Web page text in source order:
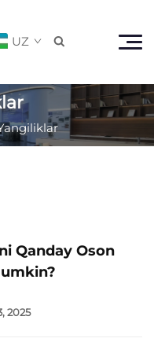
UZ 
Qanday Oson
2025